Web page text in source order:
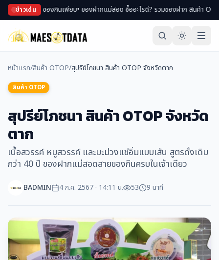
ข่าวเด่น
องพม่า ของกินเพียบ• ของฝากแม่สอด ซื้ออะไรดี? รวมของฝาก สินค้า OTOP ขึ้น
หน้าแรก/สินค้า OTOP/สุปรีย์โภชนา สินค้า OTOP จังหวัดตาก
สินค้า OTOP
สุปรีย์โภชนา สินค้า OTOP จังหวัด
ตาก
เนื้อสวรรค์ หมูสวรรค์ และมะม่วงแช่อิ่มแบบเส้น สูตรดั้งเดิม
กว่า 40 ปี ของฝากแม่สอดสายของกินครบในเจ้าเดียว
BADMIN 4 ก.ค. 2567 · 14:11 น. 53 9 นาที